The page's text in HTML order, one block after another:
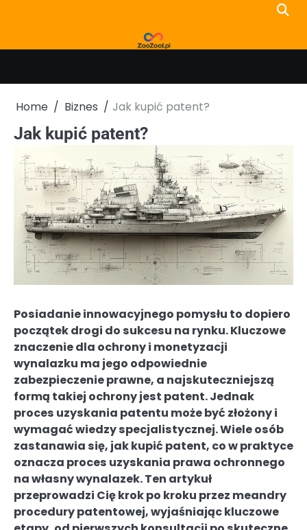
Home Biznes Jak kupić patent?
Jak kupić patent?
Posiadanie innowacyjnego pomysłu to dopiero
początek drogi do sukcesu na rynku. Kluczowe
znaczenie dla ochrony i monetyzacji
wynalazku ma jego odpowiednie
zabezpieczenie prawne, a najskuteczniejszą
formą takiej ochrony jest patent. Jednak
proces uzyskania patentu może być złożony i
wymagać wiedzy specjalistycznej. Wiele osób
zastanawia się, jak kupić patent, co w praktyce
oznacza proces uzyskania prawa ochronnego
na własny wynalazek. Ten artykuł
przeprowadzi Cię krok po kroku przez meandry
procedury patentowej, wyjaśniając kluczowe